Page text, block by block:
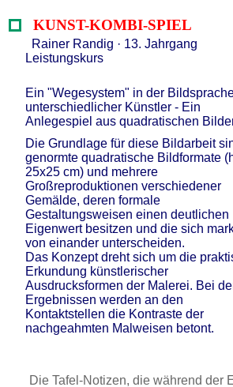
KUNST-KOMBI-SPIEL
Rainer Randig · 13. Jahrgang
Leistungskurs
Ein "Wegesystem" in der
unterschiedlicher Künstler - Ein
Anlegespiel aus quadratischen
Die Grundlage für diese Bildarbeit
genormte quadratische Bildformate
25x25 cm) und mehrere
Großreproduktionen verschiedener
Gemälde, deren formale
Gestaltungsweisen einen deutlichen
Eigenwert besitzen und die sich
von einander unterscheiden.
Das Konzept dreht sich um die
Erkundung künstlerischer
Ausdrucksformen der Malerei. Bei
Ergebnissen werden an den
Kontaktstellen die Kontraste der
nachgeahmten Malweisen betont.
Die Tafel-Notizen, die während der